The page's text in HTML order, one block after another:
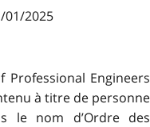
01/2025
Professional Engineers
à titre de personne
le nom d’Ordre des